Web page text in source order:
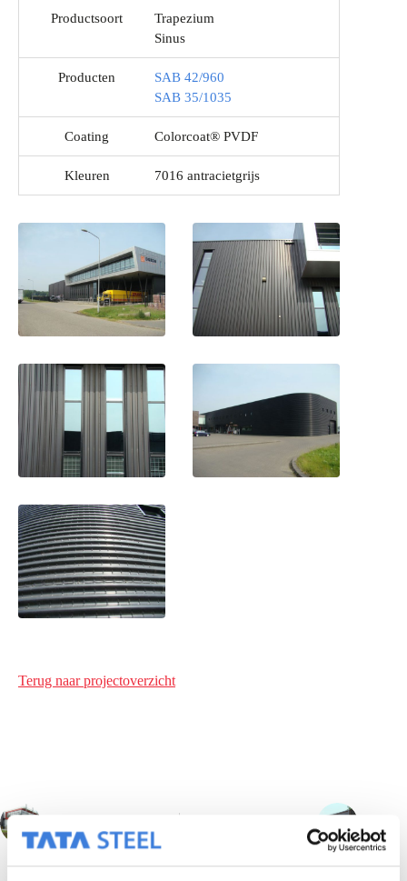
Productsoort
Trapezium
Sinus
Producten
SAB 42/960
SAB 35/1035
Coating Colorcoat® PVDF
Kleuren 7016 antracietgrijs
Terug naar projectoverzicht